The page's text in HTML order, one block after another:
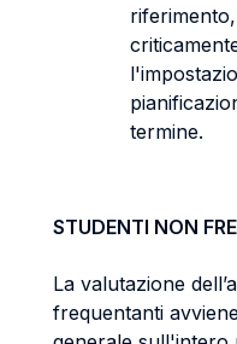
termine.
STUDENTI NON
La valutazione
frequentanti